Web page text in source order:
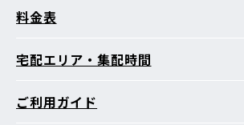
料金表
宅配エリア・集配時間
ご利用ガイド